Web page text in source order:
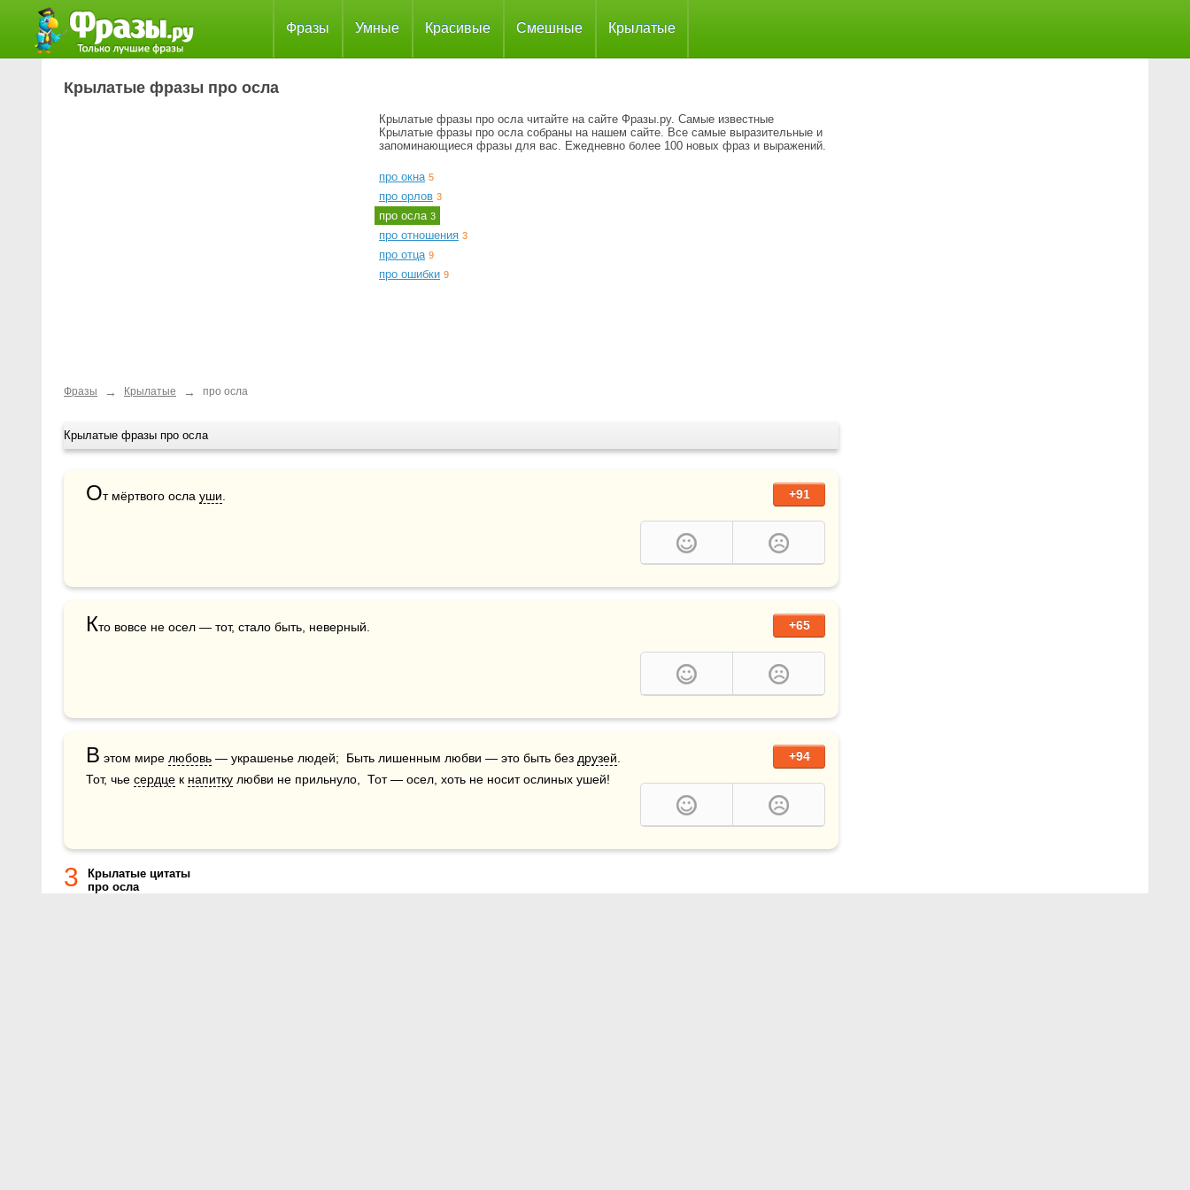
Фразы Умные Красивые Смешные Крылатые
Крылатые фразы про осла
Крылатые фразы про осла читайте на сайте Фразы.ру. Самые известные
Крылатые фразы про осла собраны на нашем сайте. Все самые выразительные и
запоминающиеся фразы для вас. Ежедневно более 100 новых фраз и выражений.
про окна 5
про орлов 3
про осла 3
про отношения 3
про отца 9
про ошибки 9
Фразы → Крылатые → про осла
Крылатые фразы про осла
+91
От мёртвого осла уши
+65
Кто вовсе не осел — тот, стало быть, неверный.
+94
В этом мире любовь — украшенье людей;  Быть лишенным любви — это быть без друзей
Тот, чье сердце к напитку любви не прильнуло,  Тот — осел, хоть не носит ослиных ушей!
3
Крылатые цитаты
про осла